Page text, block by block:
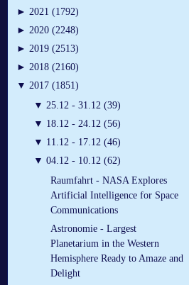
► 2021 (1792)
► 2020 (2248)
► 2019 (2513)
► 2018 (2160)
▼ 2017 (1851)
▼ 25.12 - 31.12 (39)
▼ 18.12 - 24.12 (56)
▼ 11.12 - 17.12 (46)
▼ 04.12 - 10.12 (62)
Raumfahrt - NASA Explores
Artificial Intelligence for Space
Communications
Astronomie - Largest
Planetarium in the Western
Hemisphere Ready to Amaze and
Delight